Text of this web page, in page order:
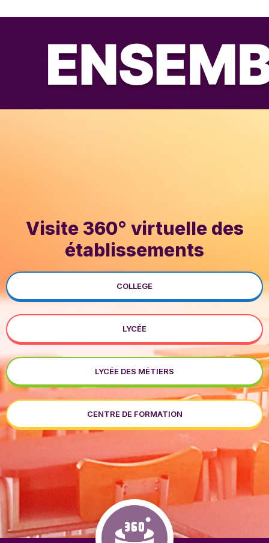
Visite 360° virtuelle des
établissements
COLLEGE
LYCÉE
LYCÉE DES MÉTIERS
CENTRE DE FORMATION